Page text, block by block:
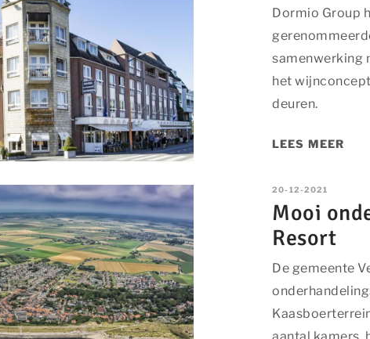
Dormio Group
samenwerking
het
deuren.
LEES MEER
20-12-2021
Mooi
Resort
De gemeente